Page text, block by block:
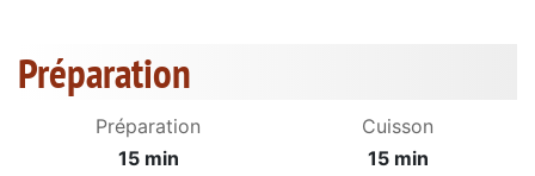
Préparation
Préparation
15 min
Cuisson
15 min